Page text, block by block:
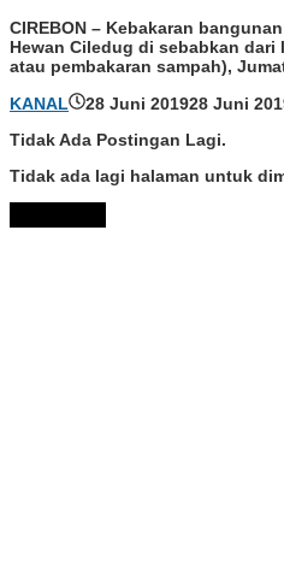
CIREBON – Kebakaran
Hewan Ciledug di sebabkan
atau pembakaran sampah),
KANAL
28 Juni 201928 Juni
Tidak Ada Postingan Lagi.
Tidak ada lagi halaman untuk